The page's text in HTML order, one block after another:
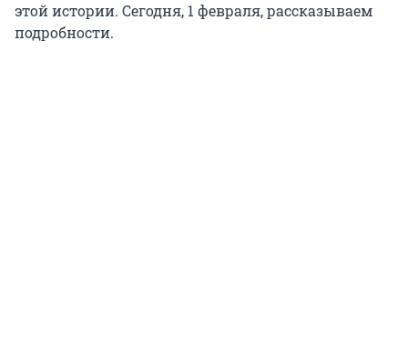
этой истории. Сегодня, 1 февраля, рассказываем
подробности.